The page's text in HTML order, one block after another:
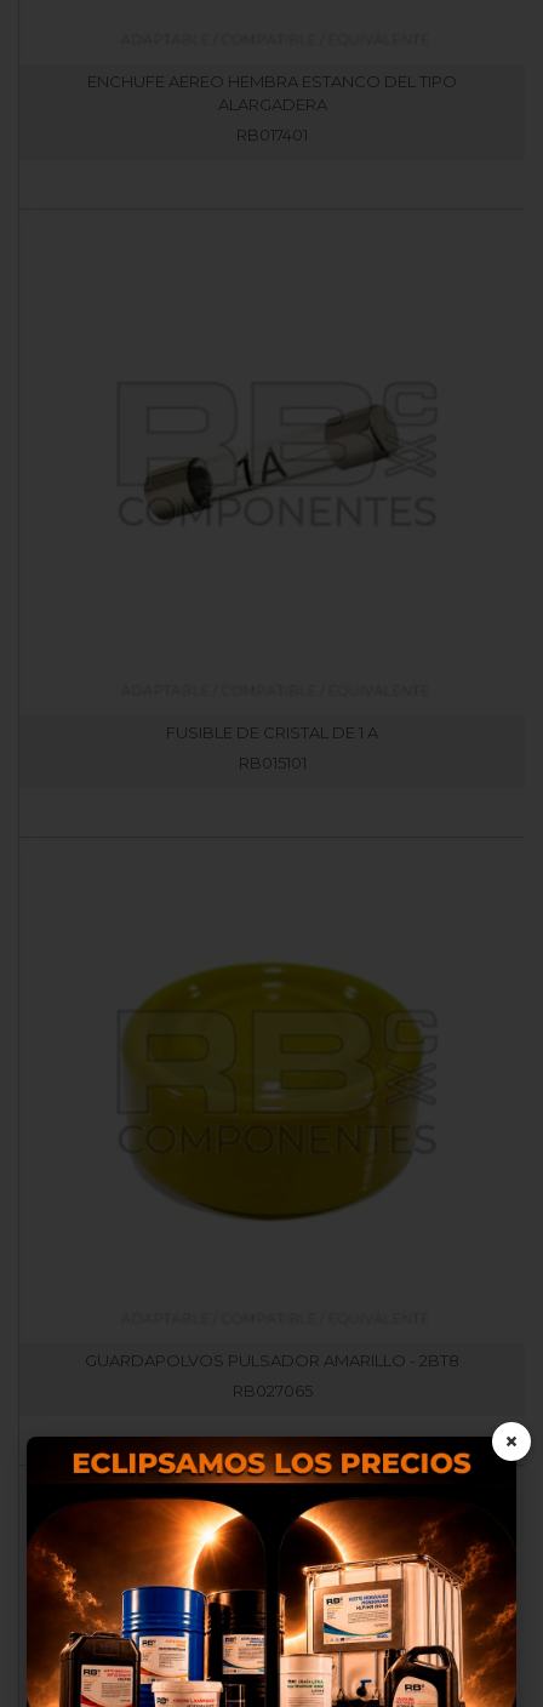
ENCHUFE AEREO HEMBRA ESTANCO DEL TIPO
ALARGADERA
RB017401
FUSIBLE DE CRISTAL DE 1 A
RB015101
GUARDAPOLVOS PULSADOR AMARILLO - 2BT8
RB027065
Nosotros utilizamos cookies
propias y de terceros para
proporcionarte una mejor
experiencia de compra, realizar
un análisis estadístico que nos
sirve para mejorar el servicio y
poder ofrecerte los mejores
×